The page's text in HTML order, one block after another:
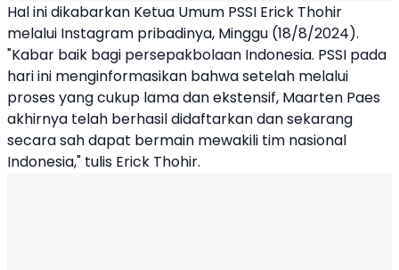
Hal ini dikabarkan Ketua Umum PSSI Erick Thohir
melalui Instagram pribadinya, Minggu (18/8/2024).
"Kabar baik bagi persepakbolaan Indonesia. PSSI pada
hari ini menginformasikan bahwa setelah melalui
proses yang cukup lama dan ekstensif, Maarten Paes
akhirnya telah berhasil didaftarkan dan sekarang
secara sah dapat bermain mewakili tim nasional
Indonesia," tulis Erick Thohir.